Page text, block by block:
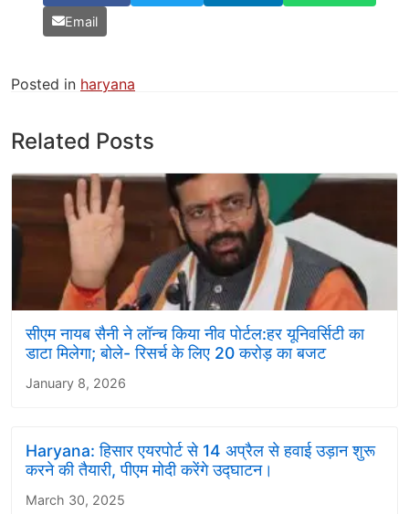
Email
Posted in haryana
Related Posts
सीएम नायब सैनी ने लॉन्च किया नीव पोर्टल:हर यूनिवर्सिटी का
डाटा मिलेगा; बोले- रिसर्च के लिए 20 करोड़ का बजट
January 8, 2026
Haryana: हिसार एयरपोर्ट से 14 अप्रैल से हवाई उड़ान शुरू
करने की तैयारी, पीएम मोदी करेंगे उद्घाटन।
March 30, 2025